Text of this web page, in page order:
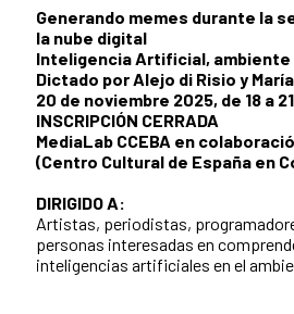
Generando memes durante la
la nube digital
Inteligencia Artificial, ambiente
Dictado por Alejo di Risio y
20 de noviembre 2025, de 18 a
INSCRIPCIÓN CERRADA
MediaLab CCEBA en
(Centro Cultural de España en
DIRIGIDO A:
Artistas, periodistas,
personas interesadas en
inteligencias artificiales en el